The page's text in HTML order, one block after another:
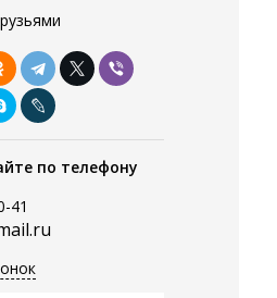
по телефону
41